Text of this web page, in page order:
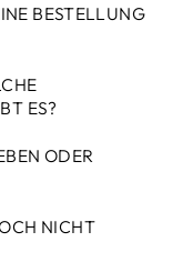
BESTELLUNG
ES?
ODER
NICHT